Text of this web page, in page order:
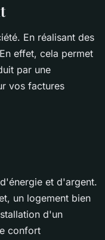
En réalisant des
effet, cela permet
par une
vos factures
et d'argent.
un logement bien
d'un
confort